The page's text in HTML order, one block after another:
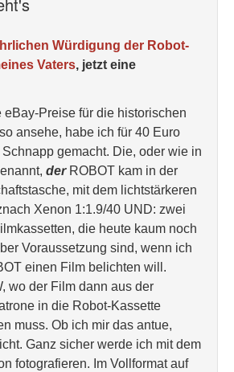
Würdigung der Robot-
Vaters, jetzt eine
eBay-Preise für die historischen
ansehe, habe ich für 40 Euro
gemacht. Die, oder wie in
derROBOT kam in der
mit dem lichtstärkeren
Xenon 1:1.9/40 UND: zwei
die heute kaum noch
Voraussetzung sind, wenn ich
einen Film belichten will.
wo der Film dann aus der
in die Robot-Kassette
muss. Ob ich mir das antue,
Ganz sicher werde ich mit dem
fotografieren. Im Vollformat auf